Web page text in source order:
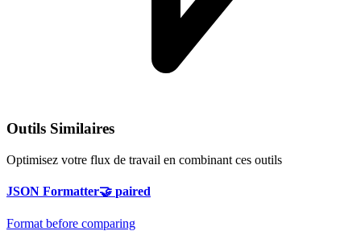
Outils Similaires
Optimisez votre flux de travail en combinant ces outils
JSON Formatter🤝 paired
Format before comparing